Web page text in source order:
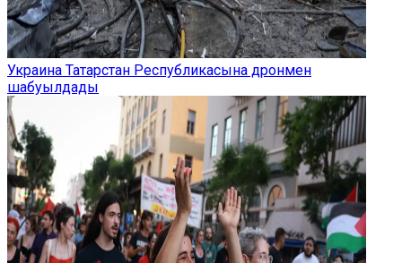
Украина Татарстан Республикасына дронмен
шабуылдады